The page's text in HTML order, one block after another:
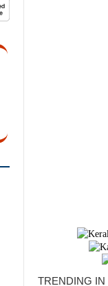
TRENDING IN